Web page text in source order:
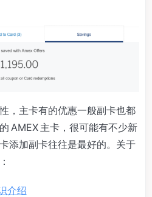
，主卡有的优惠一般副卡也都
AMEX 主卡，很可能有不少新
添加副卡往往是最好的。关于
介绍